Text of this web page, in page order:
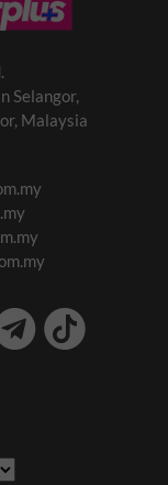
Selangor,
Malaysia